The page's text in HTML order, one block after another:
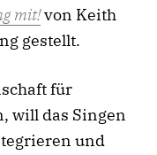
mit!von Keith
gestellt.
für
will das Singen
und